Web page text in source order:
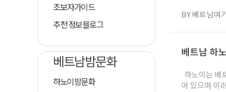
초보자가이드
추천 정보블로그
베트남밤문화
하노이밤문화
꾸준히 증가
다낭 가라오
락처로 문의 하시기 바랍니다. ✔ 다낭 가라오케 KTV
에덴가라오케 벤츠가라오케 텐프로가라오케 ROMA 여대생바 준코 가라오케 탑 스크린골프바 ▣ 다낭 가라오케 특징
BY 베트남여
베트남 하
어 있으며 이